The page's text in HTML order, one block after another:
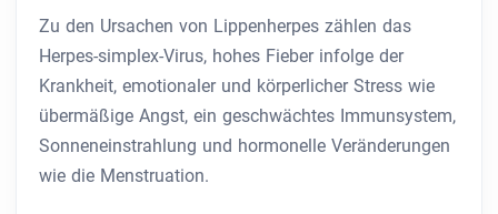
Zu den Ursachen von Lippenherpes zählen das
Herpes-simplex-Virus, hohes Fieber infolge der
Krankheit, emotionaler und körperlicher Stress wie
übermäßige Angst, ein geschwächtes Immunsystem,
Sonneneinstrahlung und hormonelle Veränderungen
wie die Menstruation.